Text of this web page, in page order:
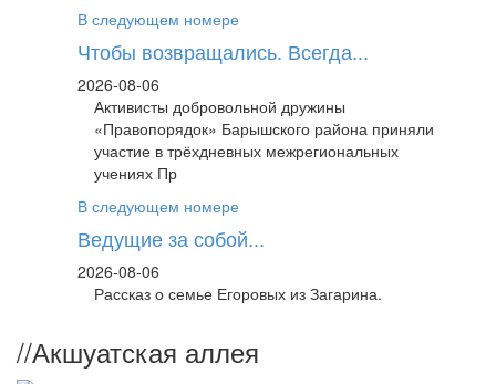
В следующем номере
Чтобы возвращались. Всегда...
2026-08-06
Активисты добровольной дружины
«Правопорядок» Барышского района приняли
участие в трёхдневных межрегиональных
учениях Пр
В следующем номере
Ведущие за собой...
2026-08-06
Рассказ о семье Егоровых из Загарина.
//Акшуатская аллея